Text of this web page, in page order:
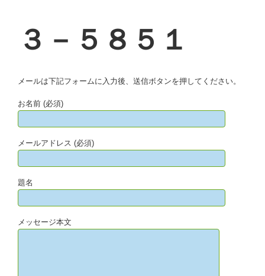
３－５８５１
メールは下記フォームに入力後、送信ボタンを押してください。
お名前 (必須)
メールアドレス (必須)
題名
メッセージ本文